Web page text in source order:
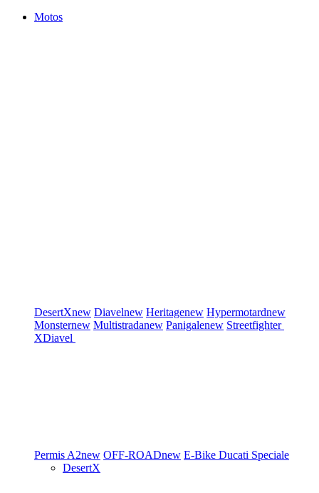
Motos
DesertXnew Diavelnew Heritagenew Hypermotardnew
Monsternew Multistradanew Panigalenew Streetfighter
XDiavel
Permis A2new OFF-ROADnew E-Bike Ducati Speciale
DesertX